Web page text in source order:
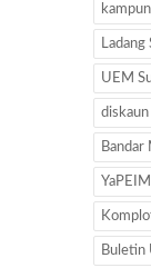
UEM
Bandar
YaPEIM
Buletin